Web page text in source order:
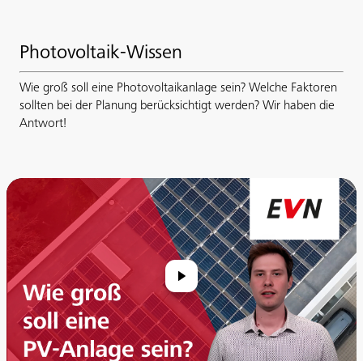
Photovoltaik-Wissen
Wie groß soll eine Photovoltaikanlage sein? Welche Faktoren
sollten bei der Planung berücksichtigt werden? Wir haben die
Antwort!